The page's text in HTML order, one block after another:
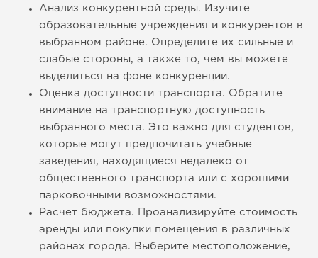
Анализ конкурентной среды. Изучите
образовательные учреждения и конкурентов в
выбранном районе. Определите их сильные и
слабые стороны, а также то, чем вы можете
выделиться на фоне конкуренции.
Оценка доступности транспорта. Обратите
внимание на транспортную доступность
выбранного места. Это важно для студентов,
которые могут предпочитать учебные
заведения, находящиеся недалеко от
общественного транспорта или с хорошими
парковочными возможностями.
Расчет бюджета. Проанализируйте стоимость
аренды или покупки помещения в различных
районах города. Выберите местоположение,